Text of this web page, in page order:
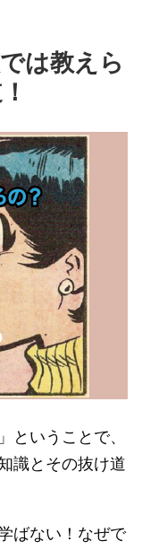
は教えら
ということで、
識とその抜け道
ばない！なぜで